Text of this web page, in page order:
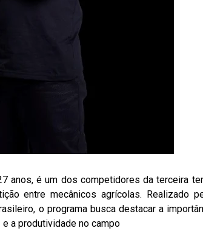
anos, é um dos competidores da terceira
entre mecânicos agrícolas. Realizado
o programa busca destacar a
a produtividade no campo